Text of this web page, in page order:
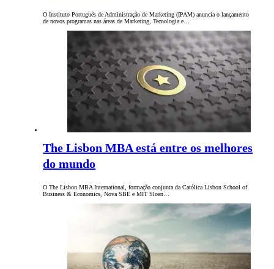
O Instituto Português de Administração de Marketing (IPAM) anuncia o lançamento
de novos programas nas áreas de Marketing, Tecnologia e…
The Lisbon MBA está entre os melhores
do mundo
O The Lisbon MBA International, formação conjunta da Católica Lisbon School of
Business & Economics, Nova SBE e MIT Sloan…